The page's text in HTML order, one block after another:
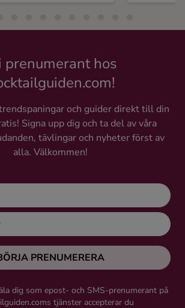
prenumerant hos
och guider direkt till din
Signa upp dig och ta del av våra
tävlingar och nyheter först av
alla. Välkommen!
PRENUMERERA
dig som epost- och SMS-prenumerant på
tjänster accepterar du